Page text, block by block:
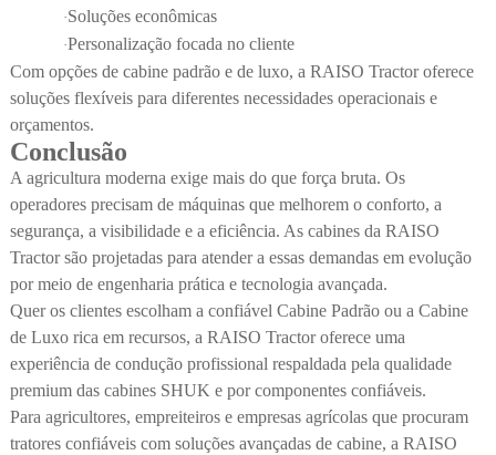
·Soluções econômicas
·Personalização focada no cliente
Com opções de cabine padrão e de luxo, a RAISO Tractor oferece
soluções flexíveis para diferentes necessidades operacionais e
orçamentos.
Conclusão
A agricultura moderna exige mais do que força bruta. Os
operadores precisam de máquinas que melhorem o conforto, a
segurança, a visibilidade e a eficiência. As cabines da RAISO
Tractor são projetadas para atender a essas demandas em evolução
por meio de engenharia prática e tecnologia avançada.
Quer os clientes escolham a confiável Cabine Padrão ou a Cabine
de Luxo rica em recursos, a RAISO Tractor oferece uma
experiência de condução profissional respaldada pela qualidade
premium das cabines SHUK e por componentes confiáveis.
Para agricultores, empreiteiros e empresas agrícolas que procuram
tratores confiáveis com soluções avançadas de cabine, a RAISO